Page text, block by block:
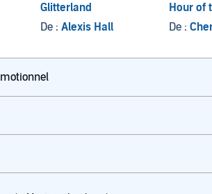
Glitterland
De : Alexis Hall
Hour of
De :